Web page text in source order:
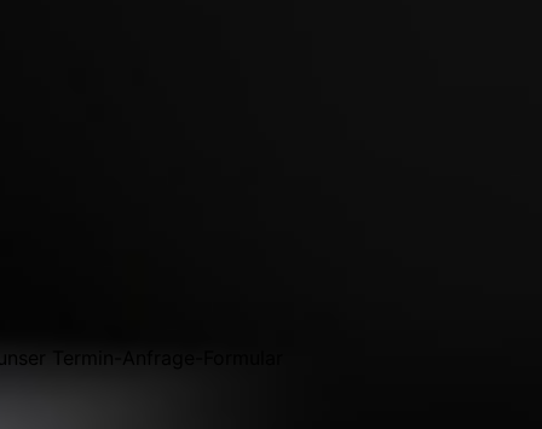
Termin-Anfrage-Formular